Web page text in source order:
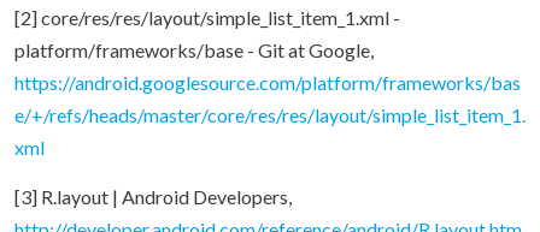
[2] core/res/res/layout/simple_list_item_1.xml -
platform/frameworks/base - Git at Google,
https://android.googlesource.com/platform/frameworks/bas
e/+/refs/heads/master/core/res/res/layout/simple_list_item_1.
xml
[3] R.layout | Android Developers,